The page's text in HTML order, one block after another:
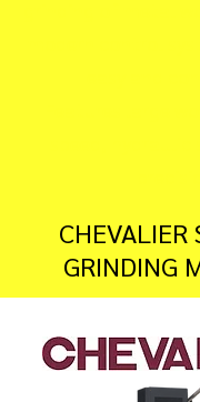
CHEVALIER
GRINDING